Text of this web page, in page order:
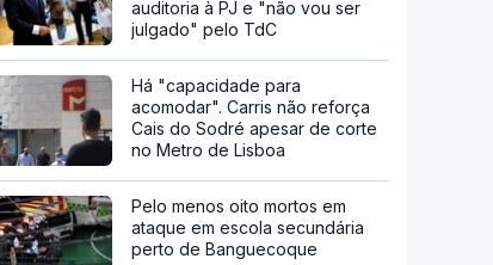
auditoria à PJ e "não vou ser
julgado" pelo TdC
Há "capacidade para
acomodar". Carris não reforça
Cais do Sodré apesar de corte
no Metro de Lisboa
Pelo menos oito mortos em
ataque em escola secundária
perto de Banguecoque